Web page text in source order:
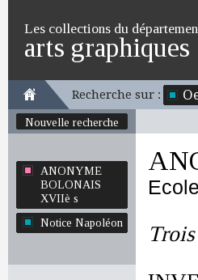
Les collections du
arts graphiques
Recherche sur :
Nouvelle recherche
ANONYME
BOLONAIS
XVIIè s
Notice Napoléon